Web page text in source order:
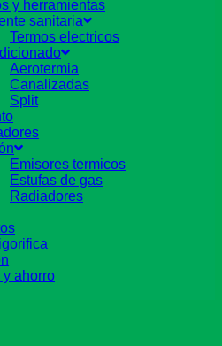
y herramientas
sanitaria
Termos electricos
Aerotermia
Canalizadas
Split
Emisores termicos
Estufas de gas
Radiadores
ahorro